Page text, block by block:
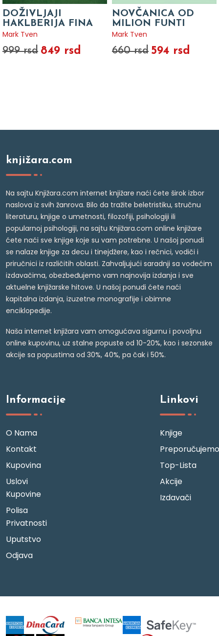
DOŽIVLJAJI
HAKLBERIJA FINA
Mark Tven
999 rsd 849 rsd
NOVČANICA OD
MILION FUNTI
Mark Tven
660 rsd 594 rsd
knjižara.com
Na sajtu Knjižara.com internet knjižare naći ćete širok izbor
naslova iz svih žanrova. Bilo da tražite beletristiku, stručnu
literaturu, knjige o umetnosti, filozofiji, psihologiji ili
popularnoj psihologiji, na sajtu Knjižara.com online knjižare
ćete naći sve knjige koje su vam potrebne. U našoj ponudi
se nalaze knjige za decu i tinejdžere, kao i rečnici, vodiči i
priručnici iz različitih oblasti. Zahvaljujući saradnji sa vodećim
izdavačima, obezbeđujemo vam najnovija izdanja i sve
aktuelne knjižarske hitove. U našoj ponudi ćete naći
kapitalna izdanja, izuzetne monografije i obimne
enciklopedije.
Naša internet knjižara vam omogućava sigurnu i povoljnu
online kupovinu, uz stalne popuste od 10-20%, kao i sezonske
akcije sa popustima od 30%, 40%, pa čak i 50%.
Informacije
O Nama
Kontakt
Kupovina
Uslovi
Kupovine
Polisa
Privatnosti
Uputstvo
Odjava
Linkovi
Knjige
Preporučujemo
Top-Lista
Akcije
Izdavači